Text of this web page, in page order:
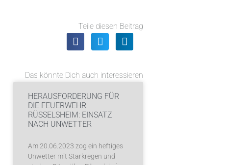
Teile diesen Beitrag
Das könnte Dich auch interessieren
HERAUSFORDERUNG FÜR
DIE FEUERWEHR
RÜSSELSHEIM: EINSATZ
NACH UNWETTER
Am 20.06.2023 zog ein heftiges
Unwetter mit Starkregen und